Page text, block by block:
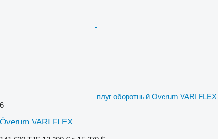
плуг оборотный Överum VARI FLEX
6
Överum VARI FLEX